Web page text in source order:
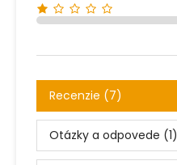
Recenzie (7)
Otázky a odpovede (1)